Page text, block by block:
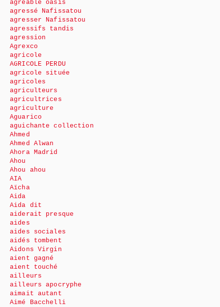
agréable oasis
agressé Nafissatou
agresser Nafissatou
agressifs tandis
agression
Agrexco
agricole
AGRICOLE PERDU
agricole située
agricoles
agriculteurs
agricultrices
agriculture
Aguarico
aguichante collection
Ahmed
Ahmed Alwan
Ahora Madrid
Ahou
Ahou ahou
AIA
Aïcha
Aida
Aida dit
aiderait presque
aides
aides sociales
aidés tombent
Aidons Virgin
aient gagné
aient touché
ailleurs
ailleurs apocryphe
aimait autant
Aimé Bacchelli